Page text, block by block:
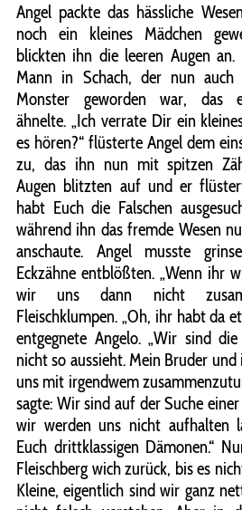
Angel packte das hässliche
noch ein kleines Mädchen
blickten ihn die leeren Augen
Mann in Schach, der nun auch
Monster geworden war, das
ähnelte. „Ich verrate Dir ein
es hören?“ flüsterte Angel dem
zu, das ihn nun mit spitzen
Augen blitzten auf und er
habt Euch die Falschen
während ihn das fremde Wesen
anschaute. Angel musste
Eckzähne entblößten. „Wenn ihr
wir uns dann nicht
Fleischklumpen. „Oh, ihr habt da
entgegnete Angelo. „Wir sind
nicht so aussieht. Mein Bruder
uns mit irgendwem
sagte: Wir sind auf der Suche
wir werden uns nicht aufhalten
Euch drittklassigen Dämonen.“
Fleischberg wich zurück, bis es
Kleine, eigentlich sind wir ganz